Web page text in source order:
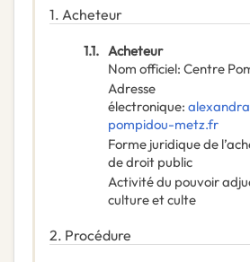
1. Acheteur
1.1. Acheteur
Nom officiel: Centre
Adresse
électronique:
pompidou-metz.fr
Forme juridique de
de droit public
Activité du pouvoir
culture et culte
2. Procédure